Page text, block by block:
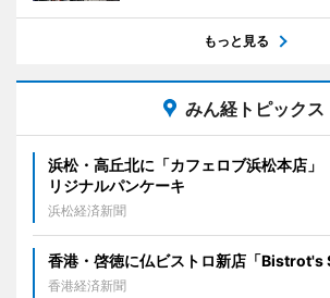
もっと見る
みん経トピックス
浜松・高丘北に「カフェロブ浜松本店
リジナルパンケーキ
浜松経済新聞
香港・啓徳に仏ビストロ新店「Bistrot's
香港経済新聞